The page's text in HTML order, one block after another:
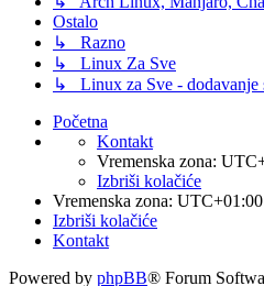
Ostalo
↳ Razno
↳ Linux Za Sve
↳ Linux za Sve - dodavanje
Početna
Kontakt
Vremenska zona:
Izbriši kolačiće
Vremenska zona: UTC+01:00
Izbriši kolačiće
Kontakt
Powered by phpBB® Forum